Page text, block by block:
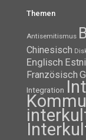
Themen
Antisemitismus
Chinesisch
Englisch
Französisch
Integration